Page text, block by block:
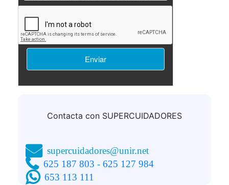
su solicitud de información, así como proporcionarle
cualquier otra relacionada que pudiera resultar de su
interés relativa a formación impartida por
SUPERCUIDADORES.
No comunicamos sus datos fuera
de nuestra organización o empresas afines.
información adicional.
privacidadContacta con SUPERCUIDADORES
supercuidadores@unir.net
625 187 803 - 625 127 984
653 113 111